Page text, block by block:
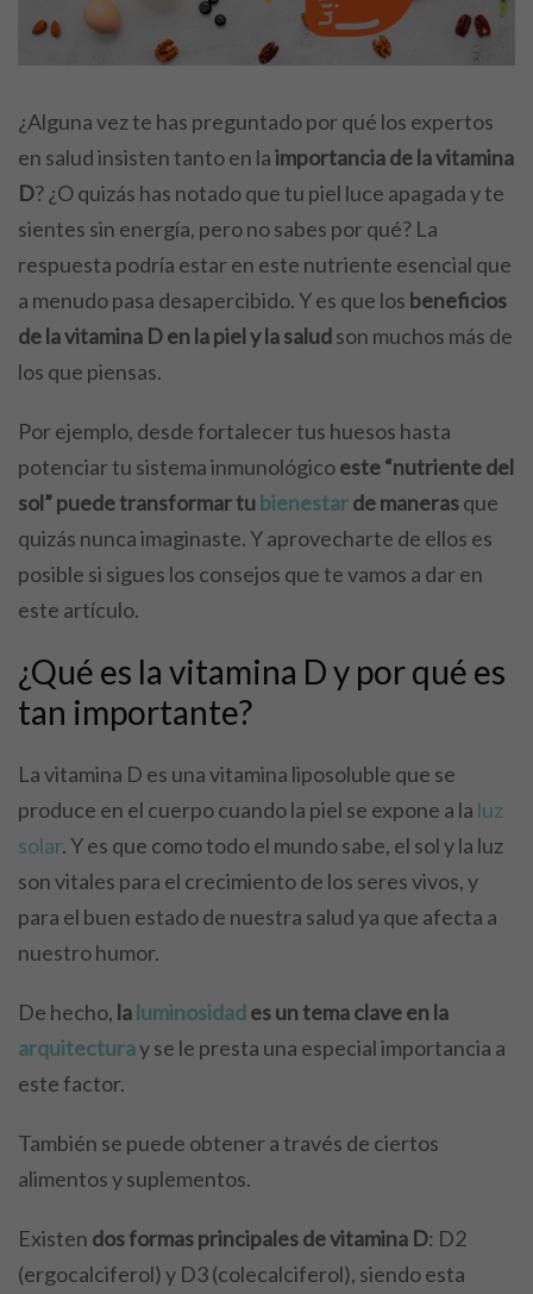
¿Alguna vez te has preguntado por qué los expertos
en salud insisten tanto en laimportancia de la vitamina
D? ¿O quizás has notado que tu piel luce apagada y te
sientes sin energía, pero no sabes por qué? La
respuesta podría estar en este nutriente esencial que
a menudo pasa desapercibido. Y es que los beneficios
de la vitamina D en la piel y la saludson muchos más de
los que piensas.
Por ejemplo, desde fortalecer tus huesos hasta
potenciar tu sistema inmunológicoeste “nutriente del
sol” puede transformar tubienestarde manerasque
quizás nunca imaginaste. Y aprovecharte de ellos es
posible si sigues los consejos que te vamos a dar en
este artículo.
¿Qué es la vitamina D y por qué es
tan importante?
La vitamina D es una vitamina liposoluble que se
produce en el cuerpo cuando la piel se expone a la luz
solar. Y es que como todo el mundo sabe, el sol y la luz
son vitales para el crecimiento de los seres vivos, y
para el buen estado de nuestra salud ya que afecta a
nuestro humor.
De hecho, laluminosidades un tema clave en la
arquitecturay se le presta una especial importancia a
este factor.
También se puede obtener a través de ciertos
alimentos y suplementos.
Existen dos formas principales de vitamina D: D2
(ergocalciferol) y D3 (colecalciferol), siendo esta